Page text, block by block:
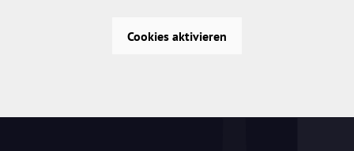
Cookies aktivieren